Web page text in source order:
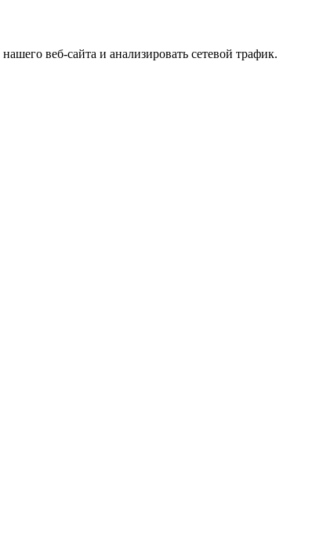
веб-сайта и анализировать сетевой трафик.